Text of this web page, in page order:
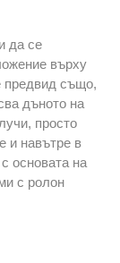
да се
върху
предвид също,
дъното на
просто
и навътре в
основата на
с ролон